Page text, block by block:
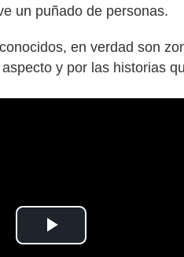
un puñado de personas.
en verdad son
y por las historias
Play